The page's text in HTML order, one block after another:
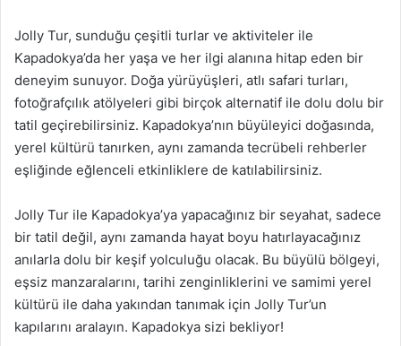
Jolly Tur, sunduğu çeşitli turlar ve aktiviteler ile
Kapadokya’da her yaşa ve her ilgi alanına hitap eden bir
deneyim sunuyor. Doğa yürüyüşleri, atlı safari turları,
fotoğrafçılık atölyeleri gibi birçok alternatif ile dolu dolu bir
tatil geçirebilirsiniz. Kapadokya’nın büyüleyici doğasında,
yerel kültürü tanırken, aynı zamanda tecrübeli rehberler
eşliğinde eğlenceli etkinliklere de katılabilirsiniz.
Jolly Tur ile Kapadokya’ya yapacağınız bir seyahat, sadece
bir tatil değil, aynı zamanda hayat boyu hatırlayacağınız
anılarla dolu bir keşif yolculuğu olacak. Bu büyülü bölgeyi,
eşsiz manzaralarını, tarihi zenginliklerini ve samimi yerel
kültürü ile daha yakından tanımak için Jolly Tur’un
kapılarını aralayın. Kapadokya sizi bekliyor!